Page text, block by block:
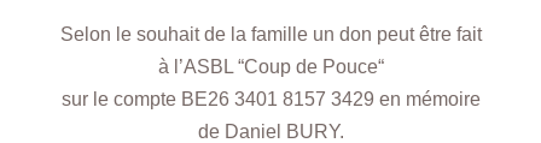
Selon le souhait de la famille un don peut être fait
à l’ASBL “Coup de Pouce“
sur le compte BE26 3401 8157 3429 en mémoire
de Daniel BURY.